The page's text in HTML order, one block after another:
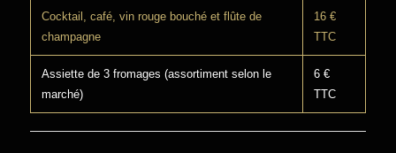
Cocktail, café, vin rouge bouché et flûte de
champagne
16 €
TTC
Assiette de 3 fromages (assortiment selon le
marché)
6 €
TTC